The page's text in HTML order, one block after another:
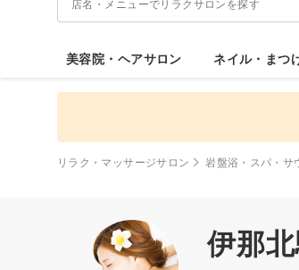
美容院・ヘアサロン ネイル・まつ
リラク・マッサージサロン 岩盤浴・スパ・サ
伊那